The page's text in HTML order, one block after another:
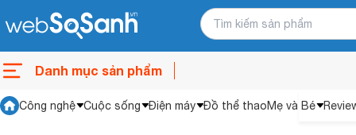
Danh mục sản phẩm
Công nghệ Cuộc sống Điện máy Đồ thể thaoMẹ và Bé